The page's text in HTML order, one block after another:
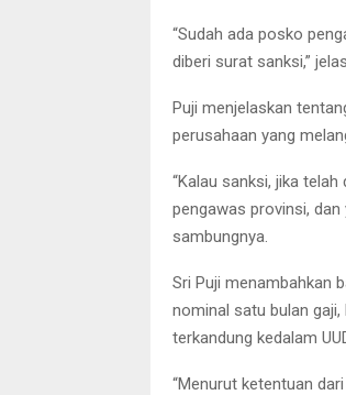
“Sudah ada posko
diberi surat sanksi,”
Puji menjelaskan
perusahaan yang
“Kalau sanksi, jika
pengawas provinsi, dan
sambungnya.
Sri Puji menambahkan
nominal satu bulan
terkandung kedalam
“Menurut ketentuan